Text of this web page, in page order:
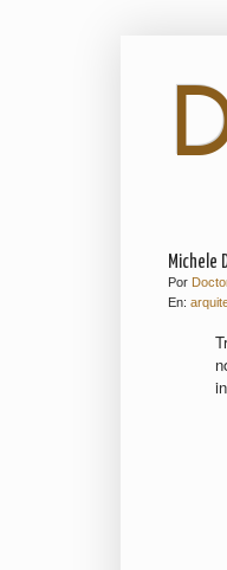
Michele
Por
En: